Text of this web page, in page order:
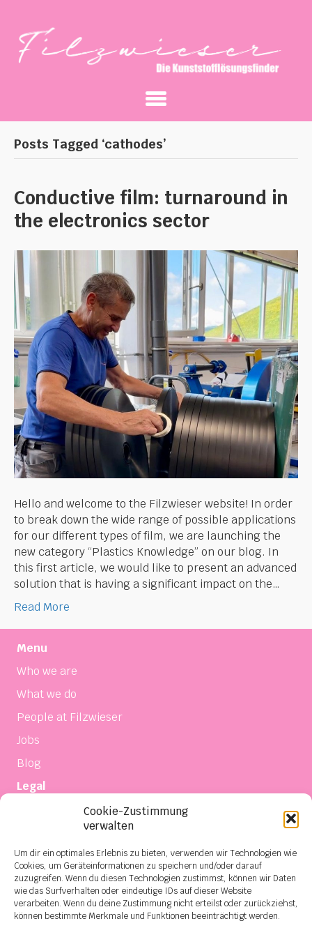
Cookie-Zustimmung
verwalten
Um dir ein optimales Erlebnis zu bieten, verwenden wir Technologien wie
Cookies, um Geräteinformationen zu speichern und/oder darauf
zuzugreifen. Wenn du diesen Technologien zustimmst, können wir Daten
wie das Surfverhalten oder eindeutige IDs auf dieser Website
verarbeiten. Wenn du deine Zustimmung nicht erteilst oder zurückziehst,
können bestimmte Merkmale und Funktionen beeinträchtigt werden.
Posts Tagged ‘cathodes’
Conductive film: turnaround in
the electronics sector
Hello and welcome to the Filzwieser website! In order
to break down the wide range of possible applications
for our different types of film, we are launching the
new category “Plastics Knowledge” on our blog. In
this first article, we would like to present an advanced
solution that is having a significant impact on the…
Read More
Menu
Who we are
What we do
People at Filzwieser
Jobs
Blog
Legal
Terms of sale and delivery
Contact
Social Media